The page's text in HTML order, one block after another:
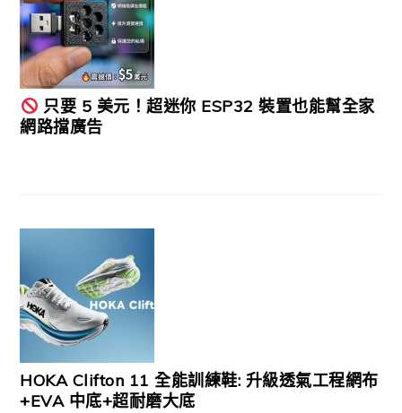
只要 5 美元！超迷你 ESP32 裝置也能幫全家
網路擋廣告
HOKA Clifton 11 全能訓練鞋: 升級透氣工程網布
+EVA 中底+超耐磨大底